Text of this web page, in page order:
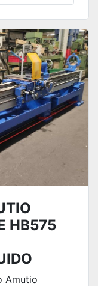
HB575
Amutio